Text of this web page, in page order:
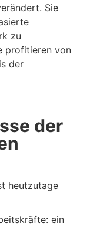
Sie
zu
profitieren von
der
der
heutzutage
ein